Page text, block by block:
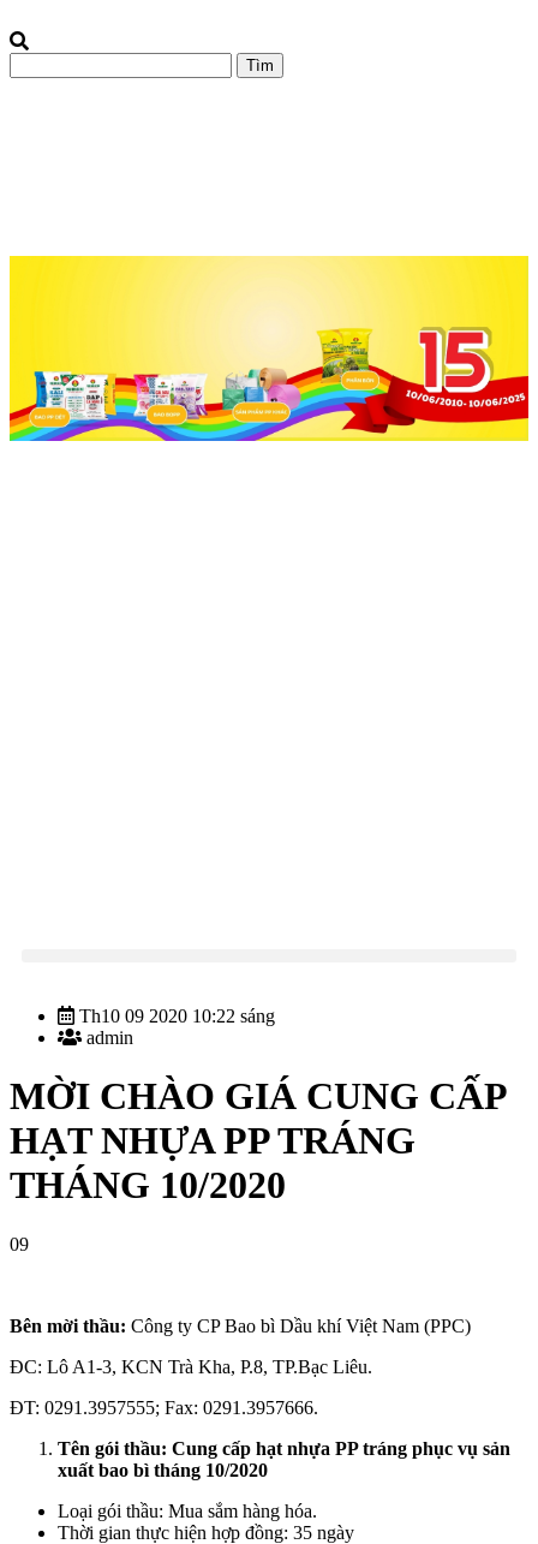
Th10 09 2020 10:22 sáng
admin
MỜI CHÀO GIÁ CUNG CẤP
HẠT NHỰA PP TRÁNG
THÁNG 10/2020
09
Bên mời thầu: Công ty CP Bao bì Dầu khí Việt Nam (PPC)
ĐC: Lô A1-3, KCN Trà Kha, P.8, TP.Bạc Liêu.
ĐT: 0291.3957555; Fax: 0291.3957666.
Tên gói thầu: Cung cấp hạt nhựa PP tráng phục vụ sản
xuất bao bì tháng 10/2020
Loại gói thầu: Mua sắm hàng hóa.
Thời gian thực hiện hợp đồng: 35 ngày